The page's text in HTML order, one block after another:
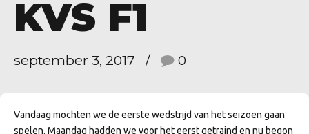
KVS F1
september 3, 2017 0
Vandaag mochten we de eerste wedstrijd van het seizoen gaan
spelen. Maandag hadden we voor het eerst getraind en nu begon